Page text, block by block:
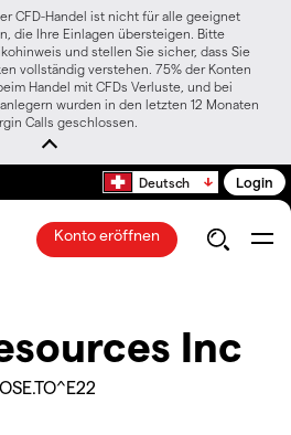
CFD-Handel ist nicht für alle geeignet
die Ihre Einlagen übersteigen. Bitte
und stellen Sie sicher, dass Sie
vollständig verstehen. 75% der Konten
Handel mit CFDs Verluste, und bei
wurden in den letzten 12 Monaten
Calls geschlossen.
Deutsch Login
Konto eröffnen
Inc